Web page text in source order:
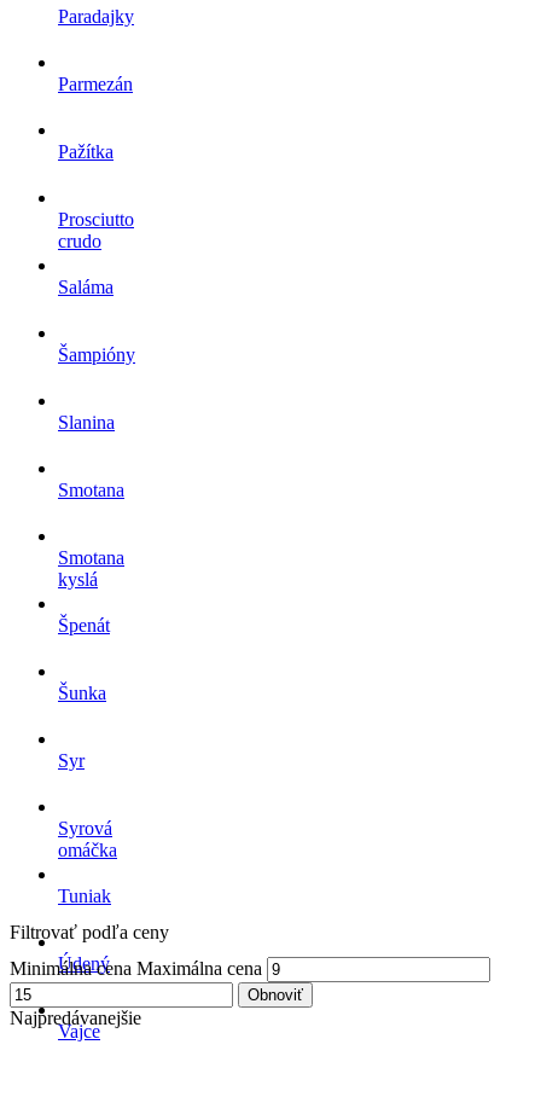
Paradajky
Parmezán
Pažítka
Prosciutto
crudo
Saláma
Šampióny
Slanina
Smotana
Smotana
kyslá
Špenát
Šunka
Syr
Syrová
omáčka
Tuniak
Údený
syr
Vajce
Filtrovať podľa ceny
Minimálna cena Maximálna cena
Obnoviť
Najpredávanejšie